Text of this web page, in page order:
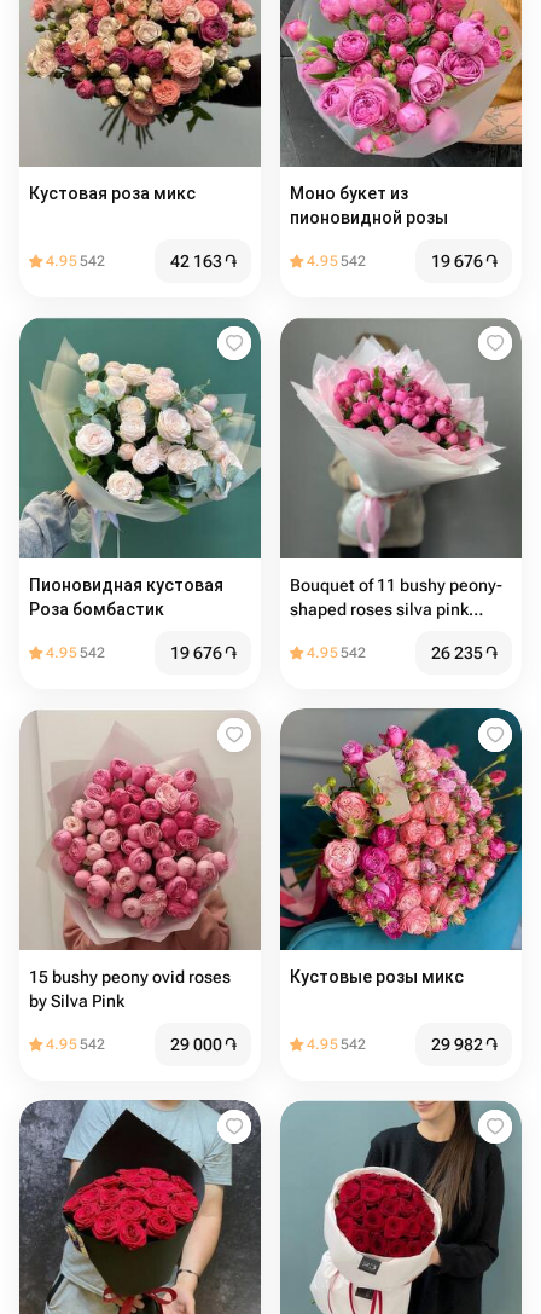
Кустовая роза микс
4.95542 42 163֏
Моно букет из
пионовидной розы
4.95542 19 676֏
Пионовидная кустовая
Роза бомбастик
4.95542 19 676֏
Bouquet of 11 bushy peony-
shaped roses silva pink
4.95542 26 235֏
15 bushy peony ovid roses
by Silva Pink
4.95542 29 000֏
Кустовые розы микс
4.95542 29 982֏